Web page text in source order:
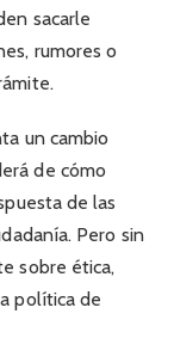
sacarle
rumores o
un cambio
de cómo
de las
Pero sin
sobre ética,
política de